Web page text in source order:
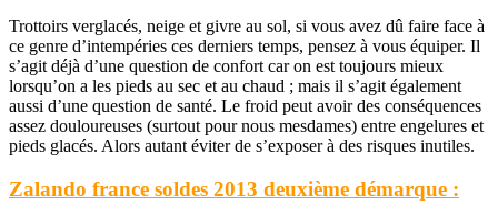
Trottoirs verglacés, neige et givre au sol, si vous avez dû faire face à
ce genre d’intempéries ces derniers temps, pensez à vous équiper. Il
s’agit déjà d’une question de confort car on est toujours mieux
lorsqu’on a les pieds au sec et au chaud ; mais il s’agit également
aussi d’une question de santé. Le froid peut avoir des conséquences
assez douloureuses (surtout pour nous mesdames) entre engelures et
pieds glacés. Alors autant éviter de s’exposer à des risques inutiles.
Zalando france soldes 2013 deuxième démarque :